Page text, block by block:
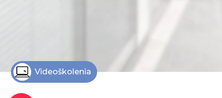
Videoškolenia